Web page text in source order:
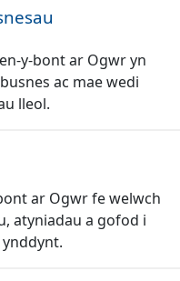
y-bont ar Ogwr yn
ac mae wedi
lleol.
ar Ogwr fe welwch
atyniadau a gofod i